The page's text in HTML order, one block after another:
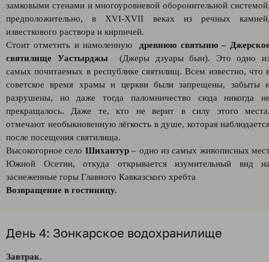
замковыми стенами и многоуровневой оборонительной
предположительно, в XVI-XVII веках из речных
известкового раствора и кирпичей.
Стоит отметить и намоленную древнюю святыню –
святилище Уастырджы
(Джеры дзуары бын). Это одно
самых почитаемых в республике святилищ. Всем известно, что
советское время храмы и церкви были запрещены, забыты
разрушены, но даже тогда паломничество сюда никогда
прекращалось. Даже те, кто не верит в силу этого
отмечают необыкновенную лёгкость в душе, которая
после посещения святилища.
Высокогорное село Шихантур– одно из самых живописных
Южной Осетии, откуда открывается изумительный вид
заснеженные горы Главного Кавказского хребта
Возвращение в гостиницу.
День 4: Зонкарское водохранилище
Завтрак.